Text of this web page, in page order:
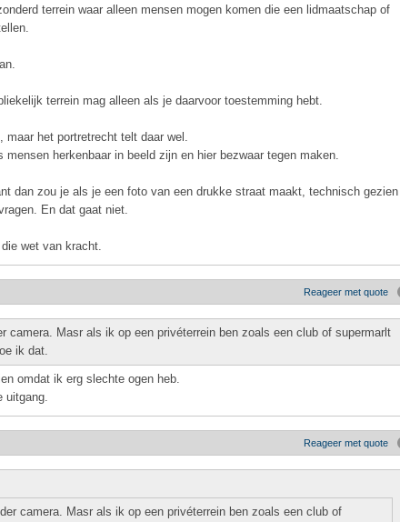
terrein waar alleen mensen mogen komen die een lidmaatschap of
terrein mag alleen als je daarvoor toestemming hebt.
het portretrecht telt daar wel.
herkenbaar in beeld zijn en hier bezwaar tegen maken.
dan zou je als je een foto van een drukke straat maakt, technisch gezien
En dat gaat niet.
wet van kracht.
Reageer met quote
camera. Masr als ik op een privéterrein ben zoals een club of supermarlt
ik dat.
omdat ik erg slechte ogen heb.
uitgang.
Reageer met quote
camera. Masr als ik op een privéterrein ben zoals een club of